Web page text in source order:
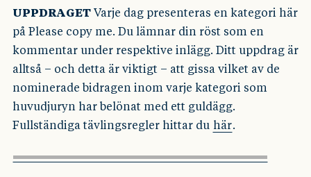
UPPDRAGET Varje dag presenteras en kategori här
på Please copy me. Du lämnar din röst som en
kommentar under respektive inlägg. Ditt uppdrag är
alltså – och detta är viktigt – att gissa vilket av de
nominerade bidragen inom varje kategori som
huvudjuryn har belönat med ett guldägg.
Fullständiga tävlingsregler hittar du här.